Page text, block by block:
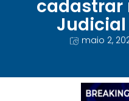
cadastrar
Judicial
maio 2,